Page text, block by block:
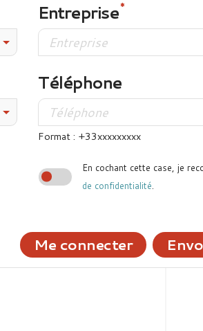
Entreprise
Téléphone
Format : +33xxxxxxxxx
En cochant cette case, je
de confidentialité.
Me connecter